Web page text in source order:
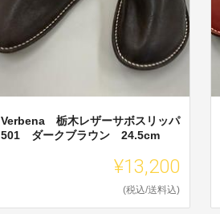
Verbena 栃木レザーサボスリッパ
501 ダークブラウン 24.5cm
¥13,200
(税込/送料込)